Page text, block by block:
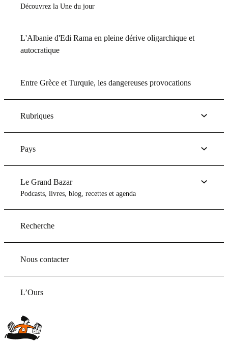
Découvrez la Une du jour
L'Albanie d'Edi Rama en pleine dérive oligarchique et
autocratique
Entre Grèce et Turquie, les dangereuses provocations
Rubriques
Pays
Le Grand Bazar
Podcasts, livres, blog, recettes et agenda
Recherche
Nous contacter
L’Ours